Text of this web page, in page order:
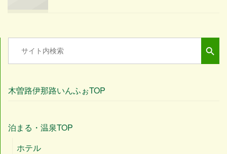
Search Search Button
木曽路伊那路いんふぉTOP
泊まる・温泉TOP
ホテル